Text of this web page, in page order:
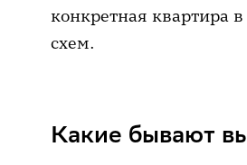
конкретная квартира
схем.
Какие бывают